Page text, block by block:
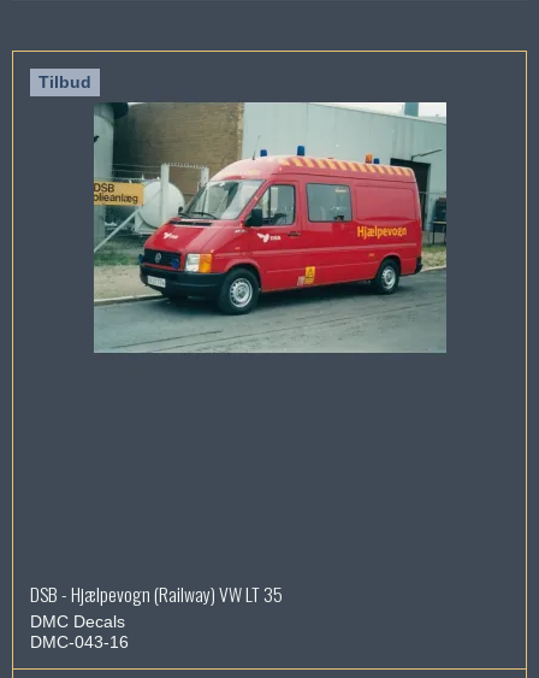
Tilbud
DSB - Hjælpevogn (Railway) VW LT 35
DMC Decals
DMC-043-16